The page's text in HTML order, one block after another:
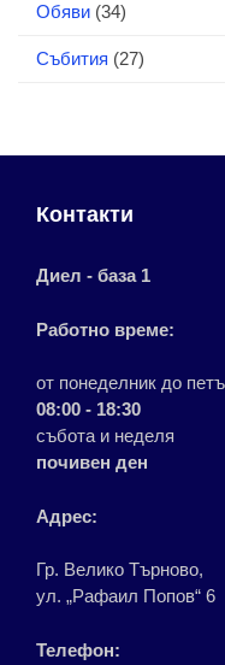
Обяви (34)
Събития (27)
Контакти
Диел - база 1
Работно време:
от понеделник до
08:00 - 18:30
събота и неделя
почивен ден
Адрес:
Гр. Велико Търново,
ул. „Рафаил Попов“ 6
Телефон: